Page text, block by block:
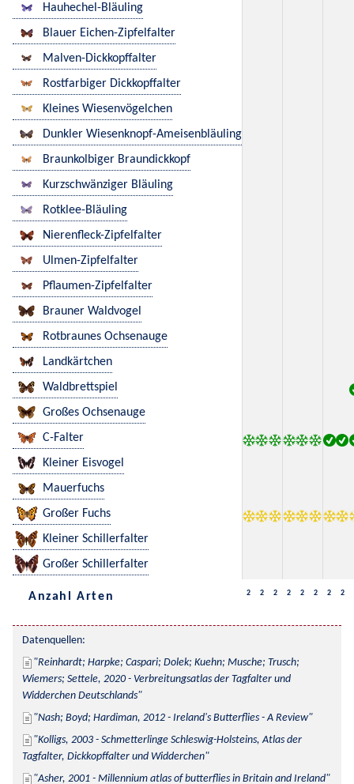
Hauhechel-Bläuling
Blauer Eichen-Zipfelfalter
Malven-Dickkopffalter
Rostfarbiger Dickkopffalter
Kleines Wiesenvögelchen
Dunkler Wiesenknopf-Ameisenbläuling
Braunkolbiger Braundickkopf
Kurzschwänziger Bläuling
Rotklee-Bläuling
Nierenfleck-Zipfelfalter
Ulmen-Zipfelfalter
Pflaumen-Zipfelfalter
Brauner Waldvogel
Rotbraunes Ochsenauge
Landkärtchen
Waldbrettspiel
Großes Ochsenauge
C-Falter
Kleiner Eisvogel
Mauerfuchs
Großer Fuchs
Kleiner Schillerfalter
Großer Schillerfalter
Anzahl Arten 2 2 2 2 2 2 2 2
Datenquellen:
Reinhardt; Harpke; Caspari; Dolek; Kuehn; Musche; Trusch;
Wiemers; Settele, 2020 - Verbreitungsatlas der Tagfalter und
Widderchen Deutschlands
Nash; Boyd; Hardiman, 2012 - Ireland's Butterflies - A Review
Kolligs, 2003 - Schmetterlinge Schleswig-Holsteins, Atlas der
Tagfalter, Dickkopffalter und Widderchen
Asher, 2001 - Millennium atlas of butterflies in Britain and Ireland